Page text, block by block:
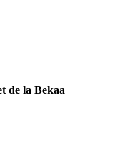
de la Bekaa